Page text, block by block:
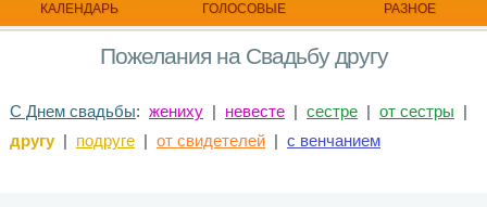
ГОЛОСОВЫЕ
КАЛЕНДАРЬ РАЗНОЕ
Пожелания на Свадьбу другу
С Днем свадьбы: жениху| невесте| сестре| от сестры |
другу| подруге| от свидетелей| с венчанием